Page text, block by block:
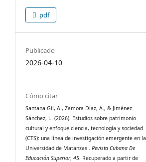
pdf
Publicado
2026-04-10
Cómo citar
Santana Gil, A., Zamora Díaz, A., & Jiménez
Sánchez, L. (2026). Estudios sobre patrimonio
cultural y enfoque ciencia, tecnología y sociedad
(CTS): una línea de investigación emergente en la
Universidad de Matanzas .Revista Cubana De
Educación Superior,45. Recuperado a partir de